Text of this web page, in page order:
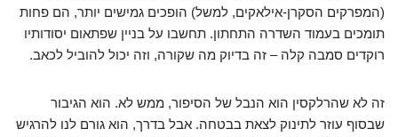
(המפרקים הסקרן-אילאקים, למשל) הופכים גמישים יותר, הם פחות
תומכים בעמוד השדרה התחתון. תחשבו על בניין שפתאום יסודותיו
רוקדים סמבה קלה – זה בדיוק מה שקורה, וזה יכול להוביל לכאב.
זה לא שהרלקסין הוא הנבל של הסיפור, ממש לא. הוא הגיבור
שבסוף עוזר לתינוק לצאת בבטחה. אבל בדרך, הוא גורם לנו להרגיש